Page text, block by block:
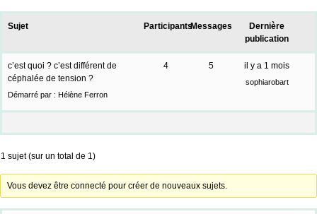
Sujet ParticipantsMessages
Dernière
publication
c’est quoi ? c’est différent de
céphalée de tension ?
Démarré par : Hélène Ferron
4 5 il y a 1 mois
sophiarobart
1 sujet (sur un total de 1)
Vous devez être connecté pour créer de nouveaux sujets.